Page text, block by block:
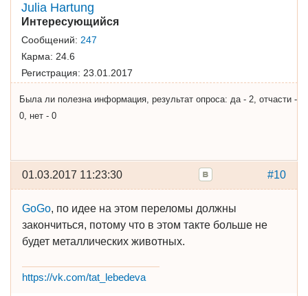
Julia Hartung
Интересующийся
Сообщений: 247
Карма: 24.6
Регистрация: 23.01.2017
Была ли полезна информация, результат опроса: да - 2, отчасти -
0, нет - 0
#10
01.03.2017 11:23:30
GoGo, по идее на этом переломы должны
закончиться, потому что в этом такте больше не
будет металлических животных.
https://vk.com/tat_lebedeva